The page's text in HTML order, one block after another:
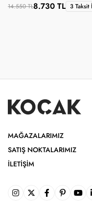
14.550 TL8.730 TL 3 Taksit
MAĞAZALARIMIZ
SATIŞ NOKTALARIMIZ
İLETIŞIM